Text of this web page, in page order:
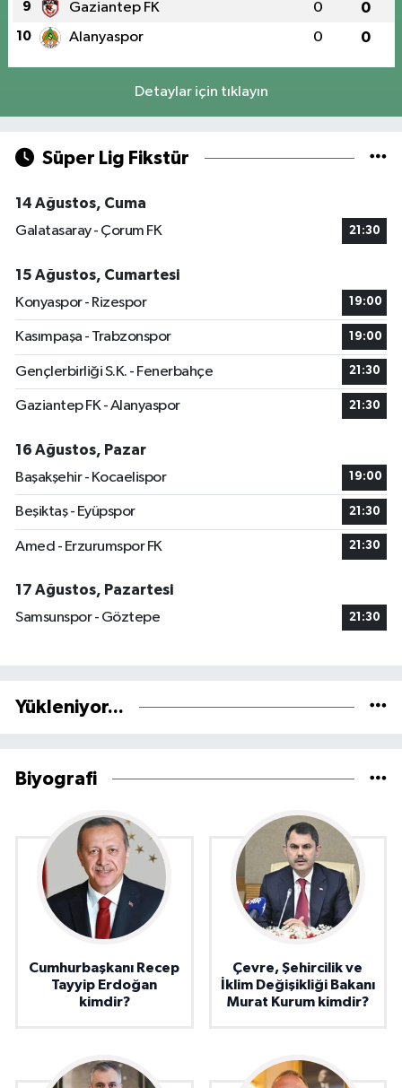
9 Gaziantep FK 0 0
10 Alanyaspor 0 0
Detaylar için tıklayın
Süper Lig Fikstür
14 Ağustos, Cuma
Galatasaray - Çorum FK
21:30
15 Ağustos, Cumartesi
Konyaspor - Rizespor
19:00
Kasımpaşa - Trabzonspor 19:00
Gençlerbirliği S.K. - Fenerbahçe 21:30
Gaziantep FK - Alanyaspor 21:30
16 Ağustos, Pazar
Başakşehir - Kocaelispor
19:00
Beşiktaş - Eyüpspor 21:30
Amed - Erzurumspor FK 21:30
17 Ağustos, Pazartesi
Samsunspor - Göztepe
21:30
Yükleniyor...
Biyografi
Cumhurbaşkanı Recep
Tayyip Erdoğan
kimdir?
Çevre, Şehircilik ve
İklim Değişikliği Bakanı
Murat Kurum kimdir?